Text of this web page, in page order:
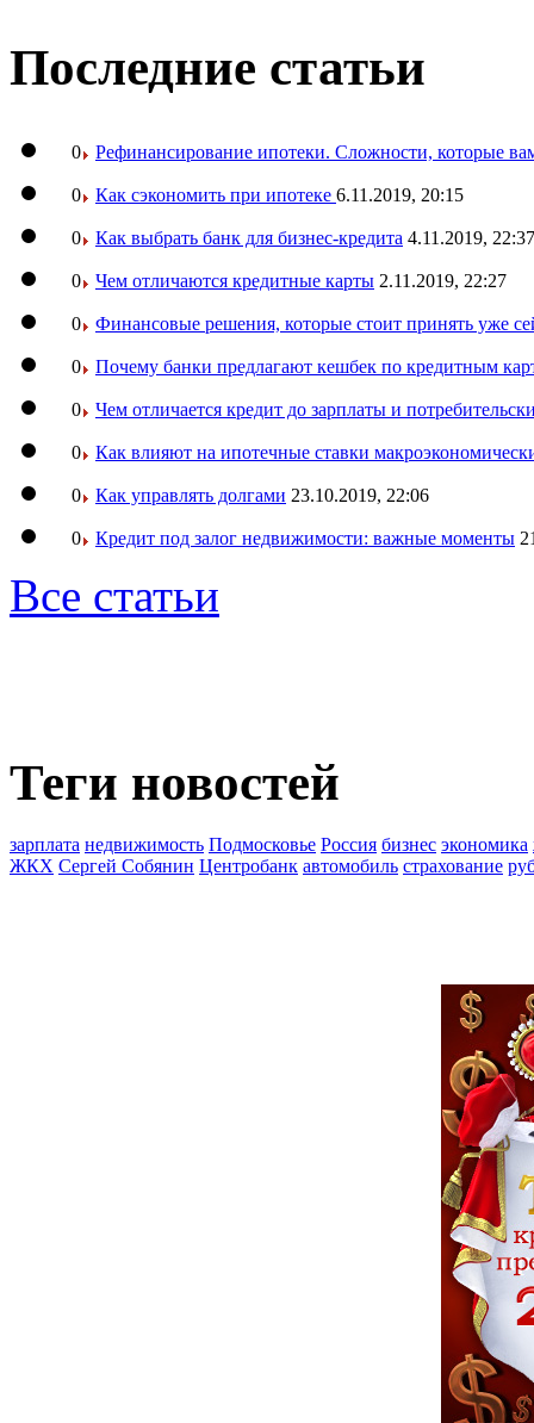
Последние статьи
0 Рефинансирование ипотеки. Сложности, которые
0 Как сэкономить при ипотеке 6.11.2019, 20:15
0 Как выбрать банк для бизнес-кредита 4.11.2019, 22:37
0 Чем отличаются кредитные карты 2.11.2019, 22:27
0 Финансовые решения, которые стоит принять уже
0 Почему банки предлагают кешбек по кредитным
0 Чем отличается кредит до зарплаты и
0 Как влияют на ипотечные ставки
0 Как управлять долгами 23.10.2019, 22:06
0 Кредит под залог недвижимости: важные моменты
Все статьи
Теги новостей
зарплата недвижимость Подмосковье Россия бизнес экономика
ЖКХ Сергей Собянин Центробанк автомобиль страхование